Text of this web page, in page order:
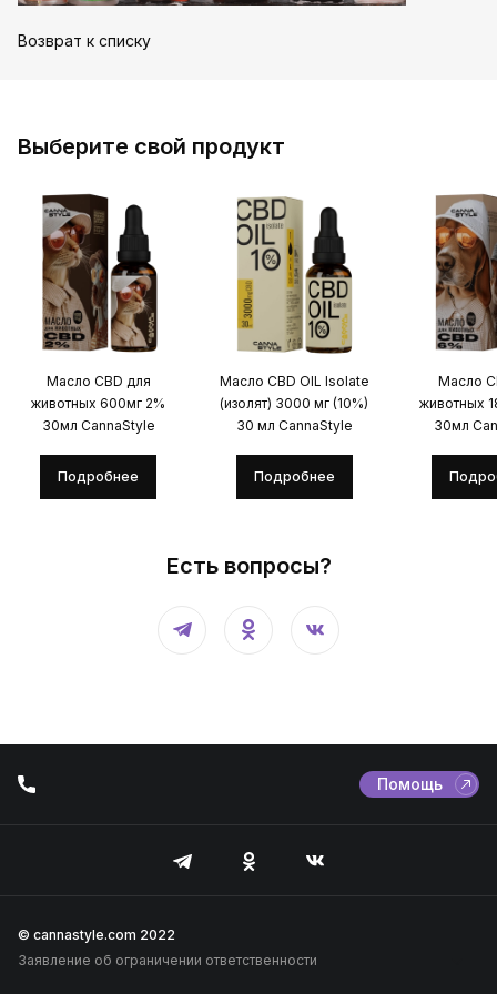
Возврат к списку
Выберите свой продукт
Масло CBD для
животных 600мг 2%
30мл CannaStyle
Подробнее
Масло CBD OIL Isolate
(изолят) 3000 мг (10%)
30 мл CannaStyle
Подробнее
Масло
животных
30мл
Есть вопросы?
Помощь
© cannastyle.com 2022
Заявление об ограничении ответственности